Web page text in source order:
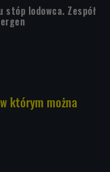
stóp lodowca. Zespół
którym można